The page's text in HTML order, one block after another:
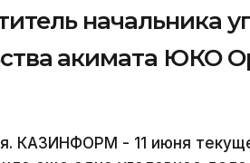
начальника
акимата ЮКО
КАЗИНФОРМ - 11 июня